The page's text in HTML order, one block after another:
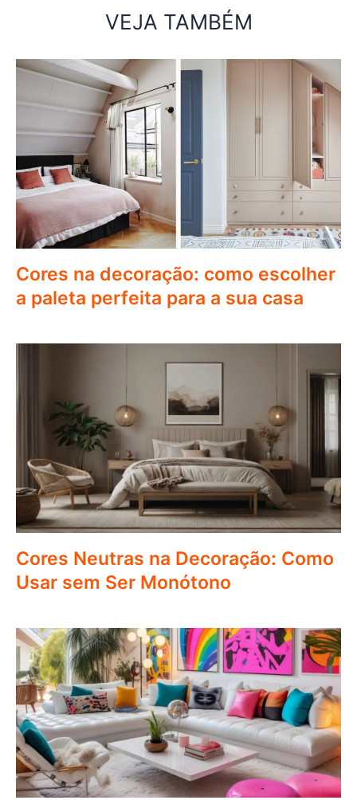
VEJA TAMBÉM
Cores na decoração: como escolher
a paleta perfeita para a sua casa
Cores Neutras na Decoração: Como
Usar sem Ser Monótono